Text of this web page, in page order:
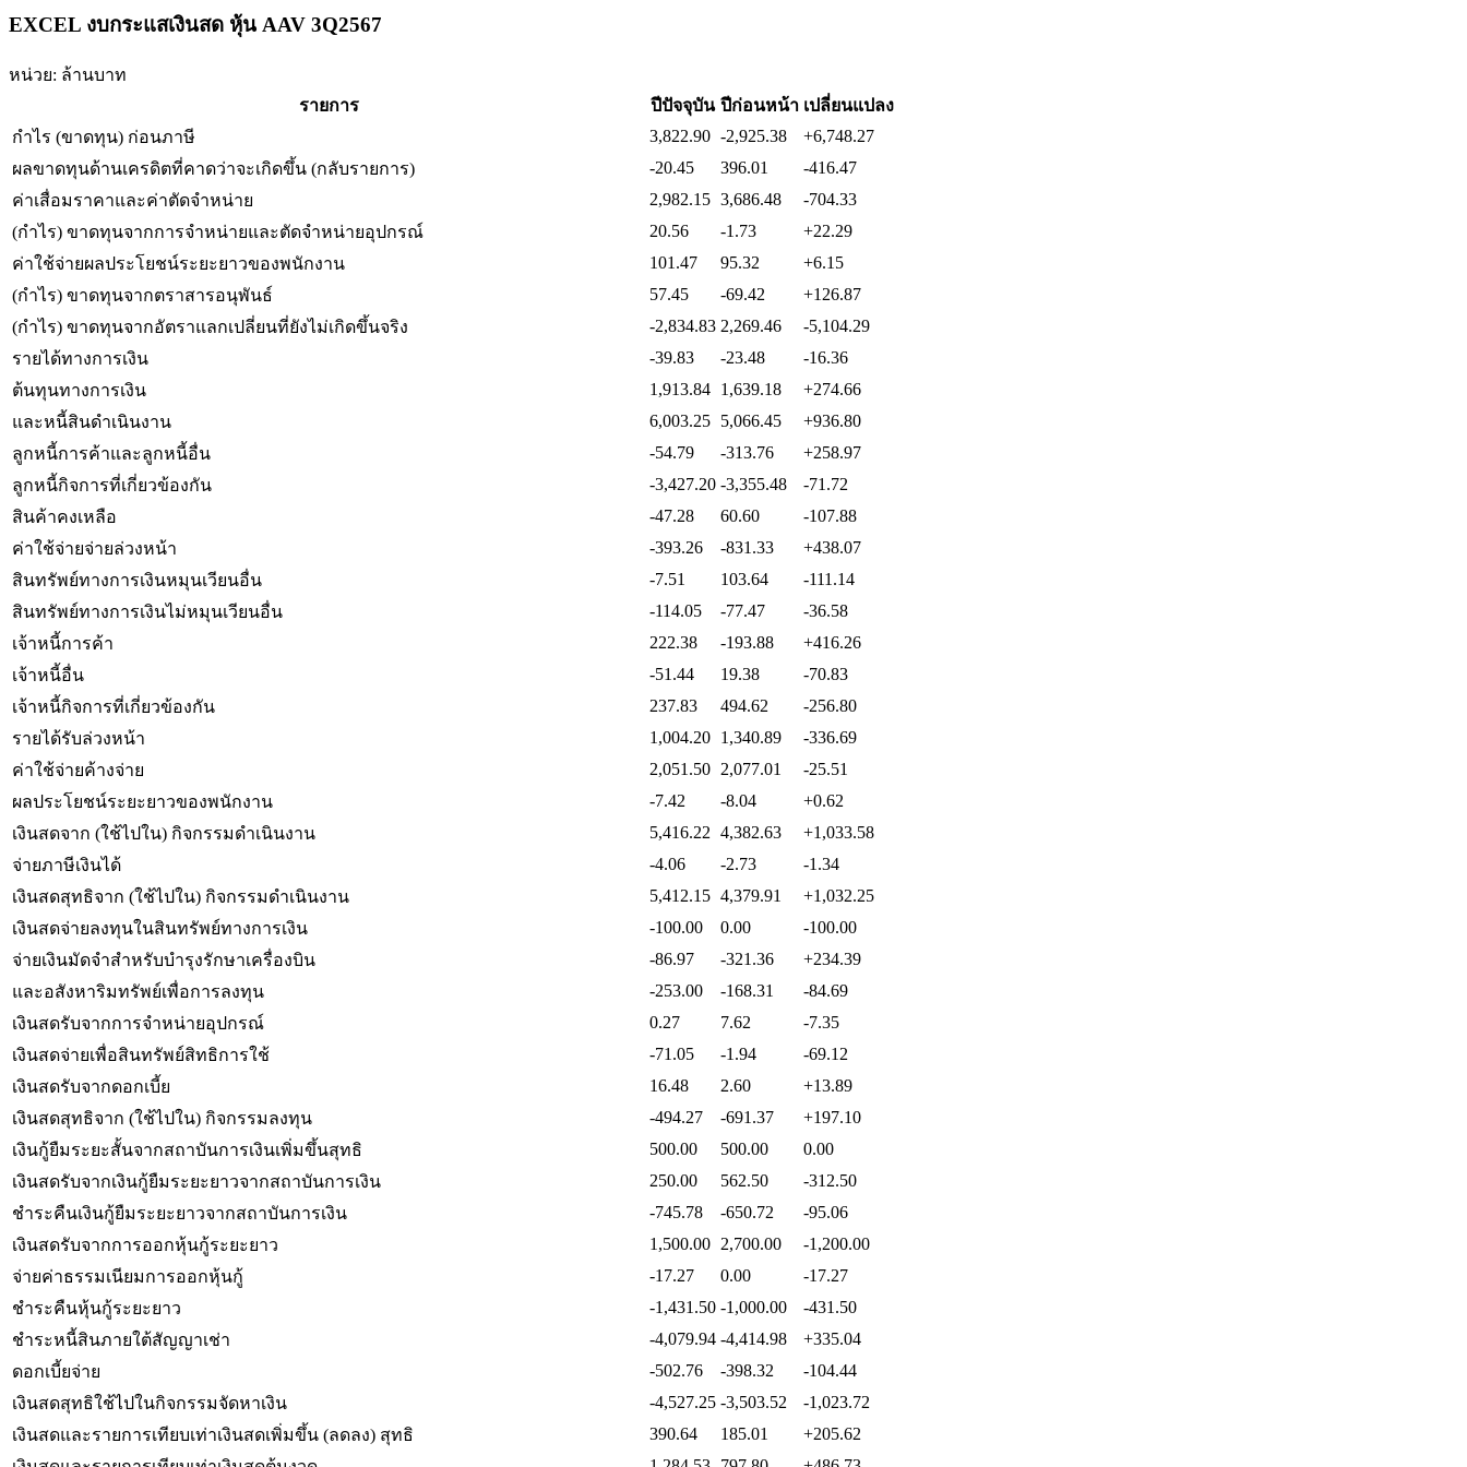
EXCEL งบกระแสเงินสด หุ้น AAV 3Q2567
หน่วย: ล้านบาท
รายการ
ปีปัจจุบัน ปีก่อนหน้า เปลี่ยนแปลง
กำไร (ขาดทุน) ก่อนภาษี
3,822.90 -2,925.38
+6,748.27
ผลขาดทุนด้านเครดิตที่คาดว่าจะเกิดขึ้น (กลับรายการ)
-20.45 396.01
-416.47
ค่าเสื่อมราคาและค่าตัดจำหน่าย
2,982.15 3,686.48
-704.33
(กำไร) ขาดทุนจากการจำหน่ายและตัดจำหน่ายอุปกรณ์
20.56 -1.73
+22.29
ค่าใช้จ่ายผลประโยชน์ระยะยาวของพนักงาน
101.47 95.32
+6.15
(กำไร) ขาดทุนจากตราสารอนุพันธ์
57.45 -69.42
+126.87
(กำไร) ขาดทุนจากอัตราแลกเปลี่ยนที่ยังไม่เกิดขึ้นจริง
-2,834.83 2,269.46
-5,104.29
รายได้ทางการเงิน
-39.83 -23.48
-16.36
ต้นทุนทางการเงิน
1,913.84 1,639.18
+274.66
และหนี้สินดำเนินงาน
6,003.25 5,066.45
+936.80
ลูกหนี้การค้าและลูกหนี้อื่น
-54.79 -313.76
+258.97
ลูกหนี้กิจการที่เกี่ยวข้องกัน
-3,427.20 -3,355.48
-71.72
สินค้าคงเหลือ
-47.28 60.60
-107.88
ค่าใช้จ่ายจ่ายล่วงหน้า
-393.26 -831.33
+438.07
สินทรัพย์ทางการเงินหมุนเวียนอื่น
-7.51 103.64
-111.14
สินทรัพย์ทางการเงินไม่หมุนเวียนอื่น
-114.05 -77.47
-36.58
เจ้าหนี้การค้า
222.38 -193.88
+416.26
เจ้าหนี้อื่น
-51.44 19.38
-70.83
เจ้าหนี้กิจการที่เกี่ยวข้องกัน
237.83 494.62
-256.80
รายได้รับล่วงหน้า
1,004.20 1,340.89
-336.69
ค่าใช้จ่ายค้างจ่าย
2,051.50 2,077.01
-25.51
ผลประโยชน์ระยะยาวของพนักงาน
-7.42 -8.04
+0.62
เงินสดจาก (ใช้ไปใน) กิจกรรมดำเนินงาน
5,416.22 4,382.63
+1,033.58
จ่ายภาษีเงินได้
-4.06 -2.73
-1.34
เงินสดสุทธิจาก (ใช้ไปใน) กิจกรรมดำเนินงาน
5,412.15 4,379.91
+1,032.25
เงินสดจ่ายลงทุนในสินทรัพย์ทางการเงิน
-100.00 0.00
-100.00
จ่ายเงินมัดจำสำหรับบำรุงรักษาเครื่องบิน
-86.97 -321.36
+234.39
และอสังหาริมทรัพย์เพื่อการลงทุน
-253.00 -168.31
-84.69
เงินสดรับจากการจำหน่ายอุปกรณ์
0.27 7.62
-7.35
เงินสดจ่ายเพื่อสินทรัพย์สิทธิการใช้
-71.05 -1.94
-69.12
เงินสดรับจากดอกเบี้ย
16.48 2.60
+13.89
เงินสดสุทธิจาก (ใช้ไปใน) กิจกรรมลงทุน
-494.27 -691.37
+197.10
เงินกู้ยืมระยะสั้นจากสถาบันการเงินเพิ่มขึ้นสุทธิ
500.00 500.00
0.00
เงินสดรับจากเงินกู้ยืมระยะยาวจากสถาบันการเงิน
250.00 562.50
-312.50
ชำระคืนเงินกู้ยืมระยะยาวจากสถาบันการเงิน
-745.78 -650.72
-95.06
เงินสดรับจากการออกหุ้นกู้ระยะยาว
1,500.00 2,700.00
-1,200.00
จ่ายค่าธรรมเนียมการออกหุ้นกู้
-17.27 0.00
-17.27
ชำระคืนหุ้นกู้ระยะยาว
-1,431.50 -1,000.00
-431.50
ชำระหนี้สินภายใต้สัญญาเช่า
-4,079.94 -4,414.98
+335.04
ดอกเบี้ยจ่าย
-502.76 -398.32
-104.44
เงินสดสุทธิใช้ไปในกิจกรรมจัดหาเงิน
-4,527.25 -3,503.52
-1,023.72
เงินสดและรายการเทียบเท่าเงินสดเพิ่มขึ้น (ลดลง) สุทธิ
390.64 185.01
+205.62